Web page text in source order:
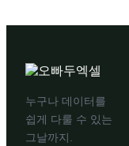
누구나 데이터를
쉽게 다룰 수 있는
그날까지.